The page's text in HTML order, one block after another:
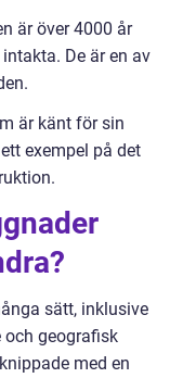
är över 4000 år
De är en av
är känt för sin
exempel på det
sätt, inklusive
och geografisk
med en